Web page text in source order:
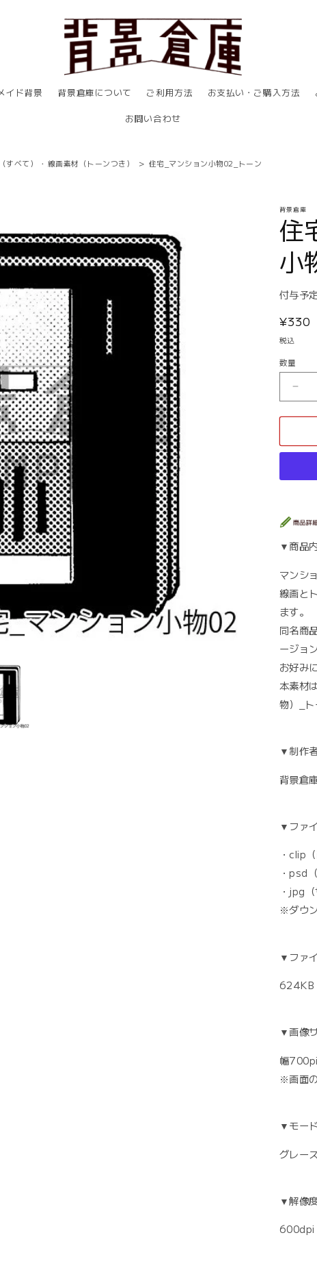
イド背景 背景倉庫について ご利用方法 お支払い・ご購入方法
お問い合わせ
すべて） ・ 線画素材（トーンつき） > 住宅_マンション小物02_トーン
背景倉庫
住
小
付与予
通
常
価
格
¥330
税込
数
数量
ン
ョ
物
02_
ト
ー
の
数
量
を
ら
す
▼商品
マンシ
線画と
ます。
同名商
ージョ
お好み
本素材
物）_ト
▼制作
背景倉庫
▼ファ
・clip
・psd
・jpg（
※ダウ
▼ファ
624KB
▼画像
幅
※画面
▼モード
グレー
▼解像
600dpi